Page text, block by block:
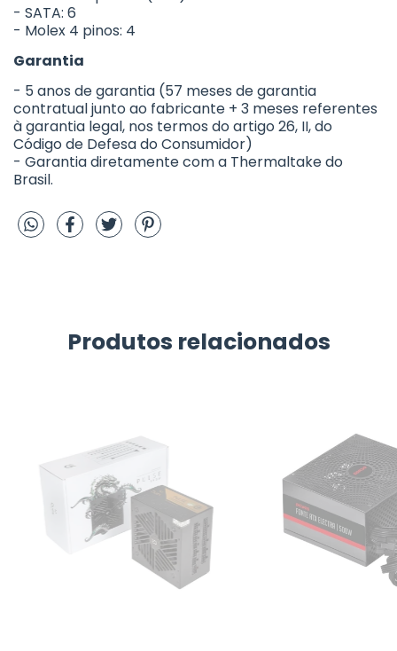
- SATA: 6
- Molex 4 pinos: 4
Garantia
- 5 anos de garantia (57 meses de garantia
contratual junto ao fabricante + 3 meses referentes
à garantia legal, nos termos do artigo 26, II, do
Código de Defesa do Consumidor)
- Garantia diretamente com a Thermaltake do
Brasil.
Produtos relacionados